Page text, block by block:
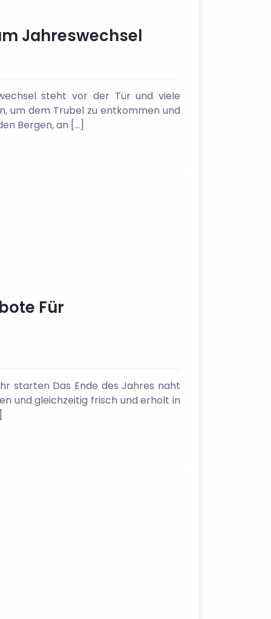
Jahreswechsel
steht vor der Tür und viele
um dem Trubel zu entkommen und
Bergen, an […]
Für
starten Das Ende des Jahres naht
und gleichzeitig frisch und erholt in